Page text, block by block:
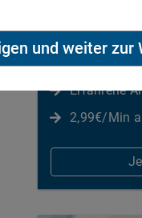
Telefonieren Sie
Anwältin und
Beratung
Erfahrene
2,99€/Min
und weiter zur